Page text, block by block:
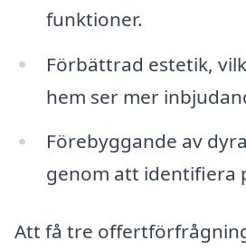
funktioner.
Förbättrad estetik,
hem ser mer
Förebyggande av
genom att identifiera
Att få tre